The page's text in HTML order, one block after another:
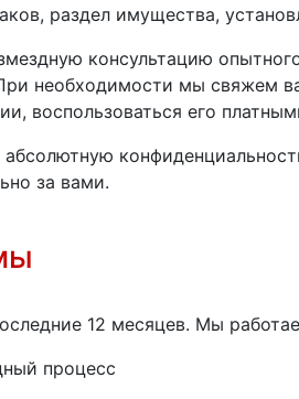
раздел имущества,
консультацию
необходимости мы свяжем
воспользоваться его
за вами.
12 месяцев. Мы
процесс